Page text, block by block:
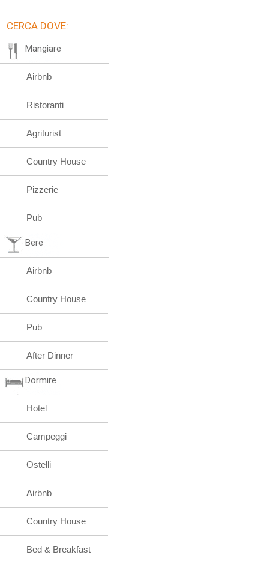
CERCA DOVE:
Mangiare
Airbnb
Ristoranti
Agriturist
Country House
Pizzerie
Pub
Bere
Airbnb
Country House
Pub
After Dinner
Dormire
Hotel
Campeggi
Ostelli
Airbnb
Country House
Bed & Breakfast